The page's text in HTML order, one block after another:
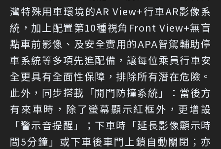
灣特殊用車環境的AR View+行車AR影像系
統，加上配置第10種視角Front View+無盲
點車前影像、及安全實用的APA智駕輔助停
車系統等多項先進配備，讓每位乘員行車安
全更具有全面性保障，排除所有潛在危險。
此外，同步搭載「開門防撞系統」：當後方
有來車時，除了螢幕顯示紅框外，更增設
「警示音提醒」；下車時「延長影像顯示時
間5分鐘」或下車後車門上鎖自動關閉；亦